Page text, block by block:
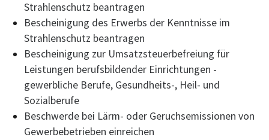
Strahlenschutz beantragen
Bescheinigung des Erwerbs der Kenntnisse im
Strahlenschutz beantragen
Bescheinigung zur Umsatzsteuerbefreiung für
Leistungen berufsbildender Einrichtungen -
gewerbliche Berufe, Gesundheits-, Heil- und
Sozialberufe
Beschwerde bei Lärm- oder Geruchsemissionen von
Gewerbebetrieben einreichen